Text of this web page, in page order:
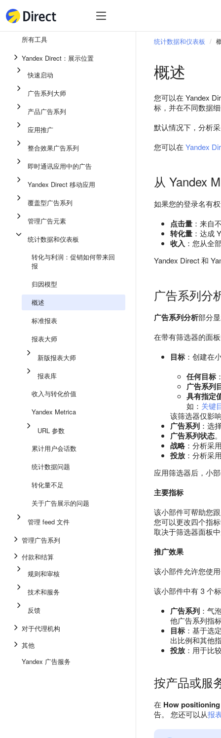
即时通讯应用中的广告
所有工具
Yandex Direct：展示位置
快速启动
广告系列大师
产品广告系列
应用推广
整合效果广告系列
即时通讯应用中的广告
Yandex Direct 移动应用
覆盖型广告系列
管理广告元素
统计数据和仪表板
转化与利润：促销如何带来回
报
归因模型
概述
标准报表
报表大师
新版报表大师
报表库
收入与转化价值
Yandex Metrica
URL 参数
累计用户会话数
统计数据问题
转化量不足
关于广告展示的问题
管理 feed 文件
管理广告系列
付款和结算
规则和审核
技术和服务
反馈
对于代理机构
其他
Yandex 广告服务
统计数据和仪表板
概述
您可以在 Yandex
标，并在不同数据
默认情况下，分析
您可以在 Yandex
从 Yandex
如果您的登录名有
点击量 ：来自
转化量 ：达成
收入 ：您从全
Yandex Direct 和
广告系列分
广告系列分析部分
在带有筛选器的面
目标 ：创建在
任何目标
广告系列
具有指定
如： 关键
该筛选器仅影
广告系列 ：选
广告系列状态
战略 ：分析采
投放 ：分析采
应用筛选器后，小
主要指标
该小部件可帮助您
您可以更改四个指
取决于筛选器面板
推广效果
该小部件允许您使
该小部件中有 3 个
广告系列 ：气
他广告系列指
目标 ：基于选
出比例和其他
投放 ：用于比
按产品或服
在 How
告。 您还可以从报